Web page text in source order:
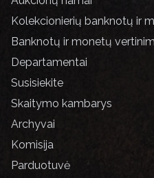
Kolekcionierių banknotų ir
Banknotų ir monetų
Departamentai
Susisiekite
Skaitymo kambarys
Archyvai
Komisija
Parduotuvė